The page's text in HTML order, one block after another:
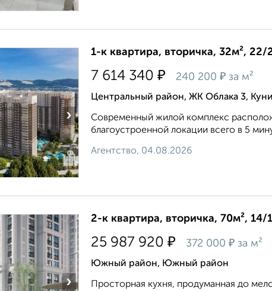
›
1-к квартира, вторичка, 32м², 22/
7 614 340 ₽ 240 200 ₽ за м²
Центральный район, ЖК Облака 3,
Современный жилой комплекс
благоустроенной локации всего в 5
Агентство, 04.08.2026
›
2-к квартира, вторичка, 70м², 14/
25 987 920 ₽ 372 000 ₽ за м²
Южный район, Южный район
Просторная кухня, продуманная до